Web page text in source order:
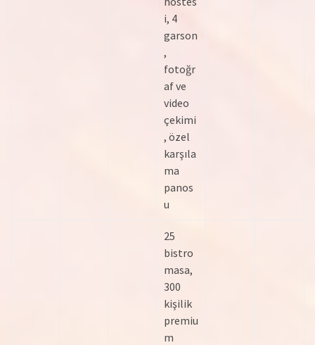
i, 4
garson
,
fotoğr
af ve
video
çekimi
, özel
karşıla
ma
panos
u
25
bistro
masa,
300
kişilik
premiu
m